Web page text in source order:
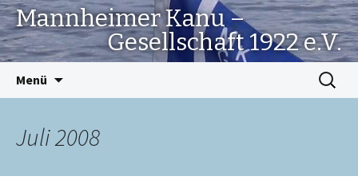
Mannheimer Kanu –
Gesellschaft 1922 e.V.
Menü
Suchen
nach:
Juli 2008